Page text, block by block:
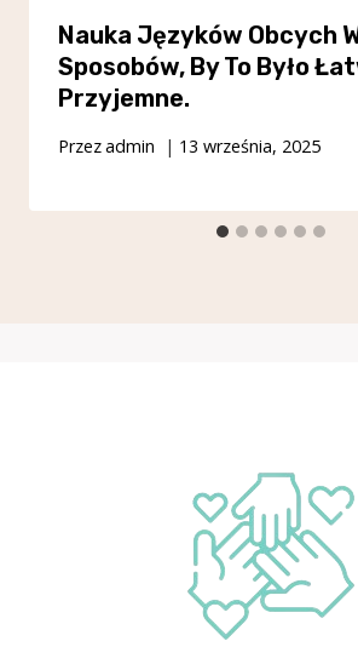
Nauka Języków Obcych
Sposobów, By To Było
Przyjemne.
Przezadmin 13 września, 2025